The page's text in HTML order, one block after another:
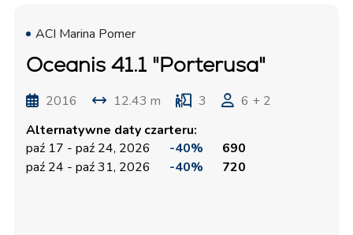
ACI Marina Pomer
Oceanis 41.1 "Porterusa"
2016 12.43 m 3
6 + 2
Alternatywne daty czarteru:
paź 17 - paź 24, 2026
-40%
690
paź 24 - paź 31, 2026
-40% 720